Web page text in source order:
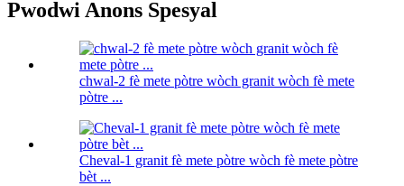
Pwodwi Anons Spesyal
chwal-2 fè mete pòtre wòch granit wòch fè mete
pòtre ...
Cheval-1 granit fè mete pòtre wòch fè mete pòtre
bèt ...